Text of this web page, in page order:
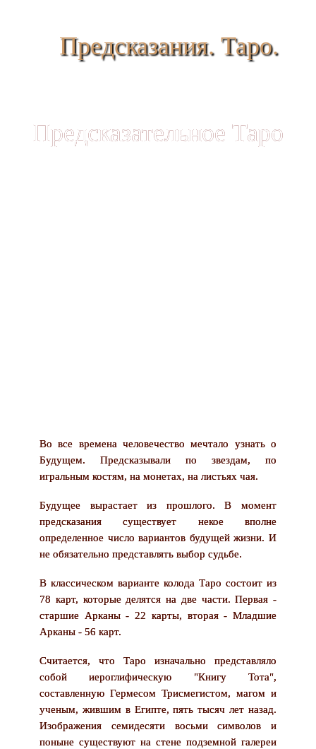
Предсказания. Таро.
Предсказательное Таро
Во все времена человечество мечтало узнать о
Будущем. Предсказывали по звездам, по
игральным костям, на монетах, на листьях чая.
Будущее вырастает из прошлого. В момент
предсказания существует некое вполне
определенное число вариантов будущей жизни. И
не обязательно представлять выбор судьбе.
В классическом варианте колода Таро состоит из
78 карт, которые делятся на две части. Первая -
старшие Арканы - 22 карты, вторая - Младшие
Арканы - 56 карт.
Считается, что Таро изначально представляло
собой иероглифическую "Книгу Тота",
составленную Гермесом Трисмегистом, магом и
ученым, жившим в Египте, пять тысяч лет назад.
Изображения семидесяти восьми символов и
поныне существуют на стене подземной галереи